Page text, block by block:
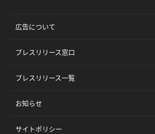
広告について
プレスリリース窓口
プレスリリース一覧
お知らせ
サイトポリシー